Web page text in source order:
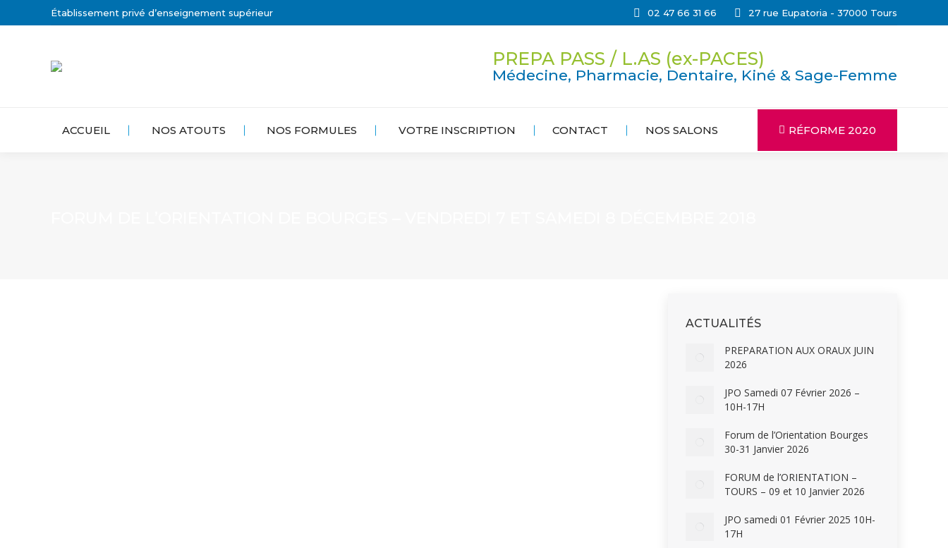
Établissement privé d’enseignement supérieur 02 47 66 31 66 27 rue Eupatoria - 37000 Tours
PREPA PASS / L.AS (ex-PACES)
Médecine, Pharmacie, Dentaire, Kiné & Sage-Femme
ACCUEIL NOS ATOUTS NOS FORMULES VOTRE INSCRIPTION CONTACT NOS SALONS RÉFORME 2020
ACTUALITÉS
PREPARATION AUX ORAUX JUIN
2026
JPO Samedi 07 Février 2026 –
10H-17H
Forum de l’Orientation Bourges
30-31 Janvier 2026
FORUM de l’ORIENTATION –
TOURS – 09 et 10 Janvier 2026
JPO samedi 01 Février 2025 10H-
17H